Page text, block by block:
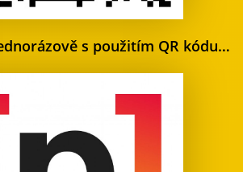
s použitím QR kódu…